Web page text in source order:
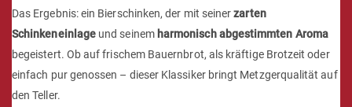
Das Ergebnis: ein Bierschinken, der mit seinerzarten
Schinkeneinlage und seinem harmonisch abgestimmten Aroma
begeistert. Ob auf frischem Bauernbrot, als kräftige Brotzeit oder
einfach pur genossen – dieser Klassiker bringt Metzgerqualität auf
den Teller.